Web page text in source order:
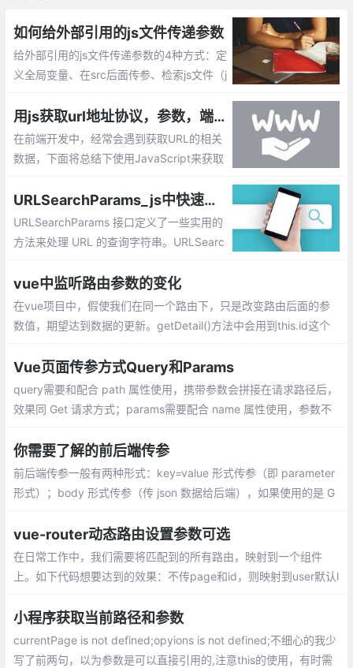
如何给外部引用的js文件传递参数
给外部引用的js文件传递参数的4种方式：定
义全局变量、在src后面传参、检索js文件（j
用js获取url地址协议，参数，端口号，锚点等方法总汇
在前端开发中，经常会遇到获取URL的相关
数据，下面将总结下使用JavaScript来获取
法。
URLSearchParams_js中快速构造和获取URL查询参数的方法
URLSearchParams 接口定义了一些实用的
方法来处理 URL 的查询字符串。URLSearc
操作查询字符串的对象。
vue中监听路由参数的变化
在vue项目中，假使我们在同一个路由下，只是改变路由后面的参
数值，期望达到数据的更新。getDetail()方法中会用到this.id这个
Vue页面传参方式Query和Params
query需要和配合 path 属性使用，携带参数会拼接在请求路径后，
效果同 Get 请求方式；params需要配合 name 属性使用，参数不
你需要了解的前后端传参
前后端传参一般有两种形式：key=value 形式传参（即 parameter
形式）；body 形式传参（传 json 数据给后端），如果使用的是 G
1&b=2这样的参数，这就是 key=value 形式传参
vue-router动态路由设置参数可选
在日常工作中，我们需要将匹配到的所有路由，映射到一个组件
上。如下代码想要达到的效果：不传page和id，则映射到user默认l
小程序获取当前路径和参数
currentPage is not defined;opyions is not defined;不细心的我少
写了前两句，以为参数是可以直接引用的,注意this的使用，有时需